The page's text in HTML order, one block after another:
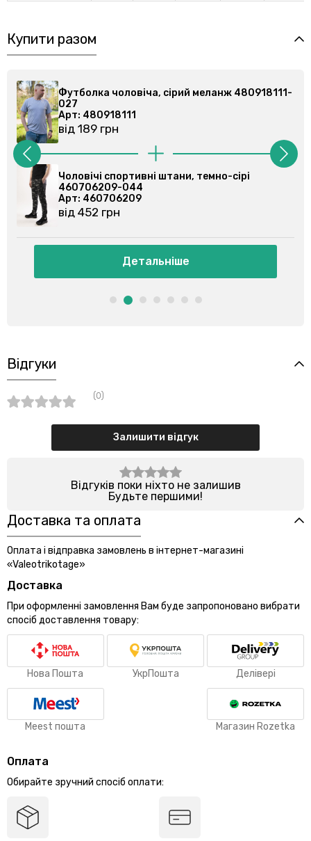
Купити разом
Футболка чоловіча, сірий меланж 480918111-
027
Арт: 480918111
від 189 грн
Чоловічі спортивні штани, сині 460708204-
020
Арт: 460708204
від 484 грн
Детальніше
Відгуки
(0)
Залишити відгук
Відгуків поки ніхто не залишив
Будьте першими!
Доставка та оплата
Оплата і відправка замовлень в інтернет-магазині
«Valeotrikotage»
Доставка
При оформленні замовлення Вам буде запропоновано вибрати
спосіб доставлення товару:
Нова Пошта УкрПошта Делівері
Meest пошта Магазин Rozetka
Оплата
Обирайте зручний спосіб оплати: